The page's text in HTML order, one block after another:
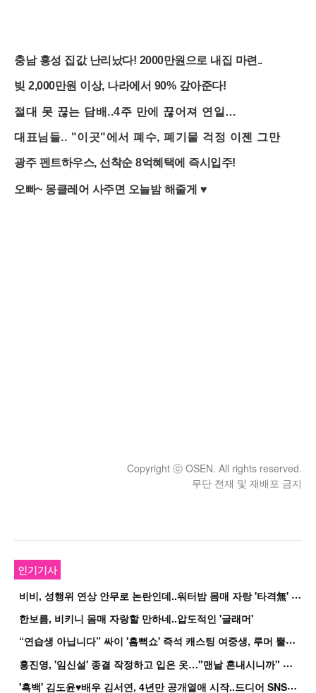
Copyright ⓒ OSEN. All rights reserved.
무단 전재 및 재배포 금지
인기기사
비
비, 성행위 연상 안무로 논란인데..워터밤 몸매 자랑 '타격無' 근황
한보름, 비키니 몸매 자랑할 만하네..압도적인 '글래머'
“
연습생 아닙니다” 싸이 '흠뻑쇼' 즉석 캐스팅 여중생, 루머 뿔났다[Oh!쎈 이...
홍
진영, '임신설' 종결 작정하고 입은 옷…"맨날 혼내시니까" 억울
'
흑백' 김도윤♥배우 김서연, 4년만 공개열애 시작..드디어 SNS에 노출 [핫피...